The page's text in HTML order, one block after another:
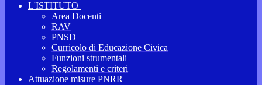
L'ISTITUTO
Area Docenti
RAV
PNSD
Curricolo di Educazione Civica
Funzioni strumentali
Regolamenti e criteri
Attuazione misure PNRR